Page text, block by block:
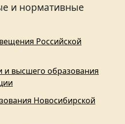
и нормативные
Российской
и высшего образования
Новосибирской